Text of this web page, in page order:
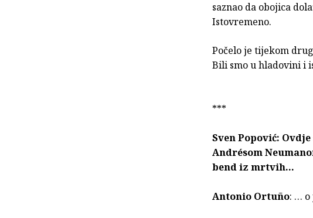
saznao da obojica
Istovremeno.
Počelo je tijekom
Bili smo u hladovini i
***
Sven Popović:
Andrésom
bend iz mrtvih…
Antonio Ortuño: …